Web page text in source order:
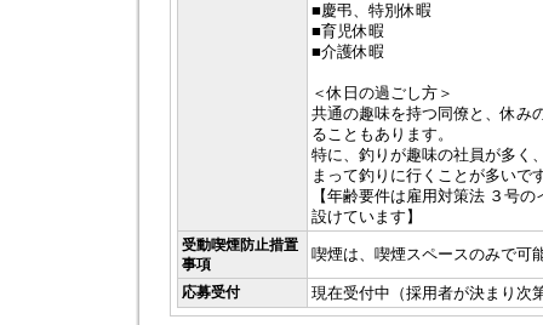
■慶弔、特別休暇
■育児休暇
■介護休暇
＜休日の過ごし方＞
共通の趣味を持つ同僚と、休み
ることもあります。
特に、釣りが趣味の社員が多く
まって釣りに行くことが多いで
【年齢要件は雇用対策法 ３号
設けています】
受動喫煙防止措置
事項
喫煙は、喫煙スペースのみで可
応募受付 現在受付中（採用者が決まり次